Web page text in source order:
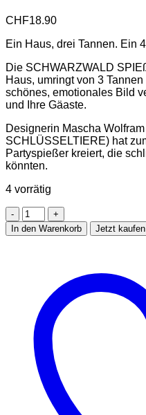
CHF18.90
Ein Haus, drei Tannen. Ein
Die SCHWARZWALD
Haus, umringt von 3
schönes, emotionales Bild
und Ihre Gäaste.
Designerin Mascha
SCHLÜSSELTIERE) hat
Partyspießer kreiert, die
könnten.
4 vorrätig
Häppchen
Spiess
Schwarzwald
In den Warenkorb Jetzt kaufen